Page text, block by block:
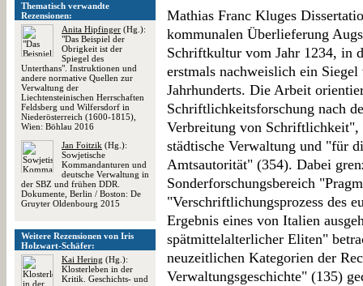
Thematisch verwandte
Rezensionen:
Anita Hipfinger (Hg.):
"Das Beispiel der
Obrigkeit ist der
Spiegel des
Unterthans". Instruktionen und
andere normative Quellen zur
Verwaltung der
Liechtensteinischen Herrschaften
Feldsberg und Wilfersdorf in
Niederösterreich (1600-1815),
Wien: Böhlau 2016
Jan Foitzik (Hg.):
Sowjetische
Kommandanturen und
deutsche Verwaltung in
der SBZ und frühen DDR.
Dokumente, Berlin / Boston: De
Gruyter Oldenbourg 2015
Weitere Rezensionen von Iris
Holzwart-Schäfer:
Kai Hering (Hg.):
Klosterleben in der
Kritik. Geschichts- und
Mathias Franc Kluges
kommunalen Überlieferung
Schriftkultur vom Jahr 1234, in
erstmals nachweislich ein
Jahrhunderts. Die Arbeit
Schriftlichkeitsforschung nach
Verbreitung von Schriftlichkeit",
städtische Verwaltung und "für
Amtsautorität" (354). Dabei
Sonderforschungsbereich
"Verschriftlichungsprozess des
Ergebnis eines von Italien
spätmittelalterlicher Eliten"
neuzeitlichen Kategorien der
Verwaltungsgeschichte" (135)